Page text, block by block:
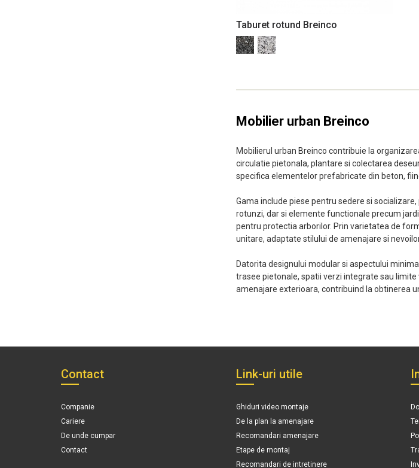
Taburet rotund Breinco
Mobilier urban Breinco
Mobilierul urban Breinco contribuie la
circulatie pietonala, plantare si colectarea
specifica elementelor prefabricate din beton,
Gama include piese pentru sedere si
rotunzi, dar si elemente functionale precum
pentru protectia arborilor. Prin varietatea de
unitare, adaptate stilului de amenajare si
Datorita designului modular si aspectului
trasee pietonale, spatii verzi integrate sau
amenajare exterioara, contribuind la obtinerea
Contact
Companie
Cariere
De unde cumpar
Contact
Link-uri utile
Ghiduri video montaje
De la plan la amenajare
Recomandari amenajare
Etape de montaj
Recomandari de intretinere